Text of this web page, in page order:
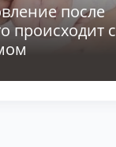
после
происходит с